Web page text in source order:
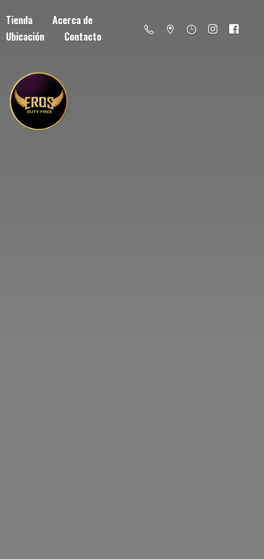
Tienda
Acerca de
Ubicación
Contacto